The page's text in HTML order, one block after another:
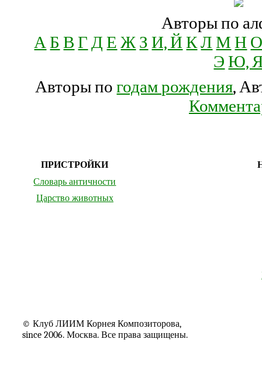
Авторы по
АБ В Г Д Е Ж З И, Й КЛ М Н
Э Ю,
Авторы погодам рождения,
ПРИСТРОЙКИ
Словарь античности
Царство животных
© Клуб ЛИИМ Корнея Композиторова,
since 2006. Москва. Все права защищены.